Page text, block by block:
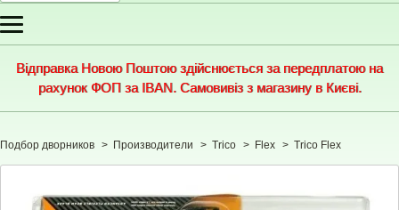
Меню
Відправка Новою Поштою здійснюється за передплатою на
рахунок ФОП за IBAN. Самовивіз з магазину в Києві.
Подбор дворников > Производители > Trico > Flex > Trico Flex